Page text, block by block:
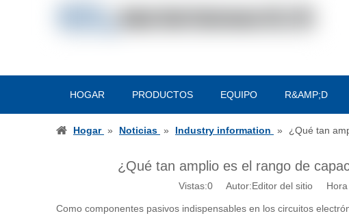
HOGAR PRODUCTOS EQUIPO R&AMP;D
Hogar » Noticias » Industry information » ¿Qué tan
¿Qué tan amplio es el rango de
Vistas:0 Autor:Editor del sitio Hora
Como componentes pasivos indispensables en los circuitos